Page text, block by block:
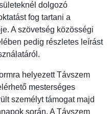
dolgozó
fog tartani a
A szövetség közösségi
pedig részletes leírást
helyezett Távszem
mesterséges
személyt támogat majd
során. A Távszem